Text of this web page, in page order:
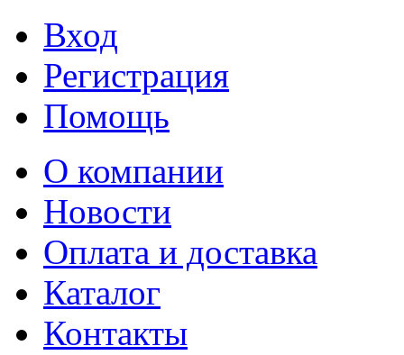
Вход
Регистрация
Помощь
О компании
Новости
Оплата и доставка
Каталог
Контакты